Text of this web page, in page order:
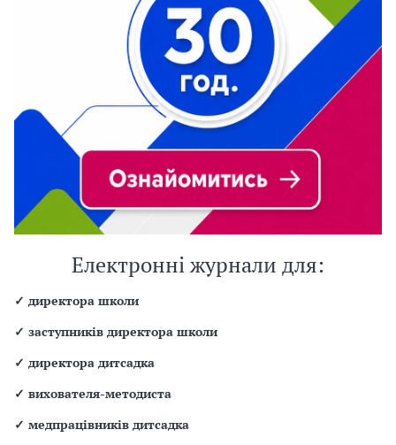
Електронні журнали для:
✓ директора школи
✓ заступників директора школи
✓ директора дитсадка
✓ вихователя-методиста
✓ медпрацівників дитсадка